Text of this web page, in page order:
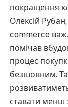
покращення
Олексій
commerce
помічав
процес
безшовним.
ставати менш